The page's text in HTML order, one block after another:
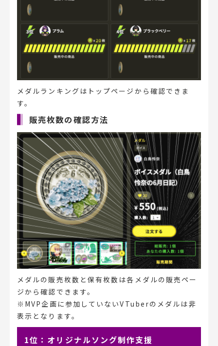
メダルランキングはトップページから確認できま
す。
販売枚数の確認方法
メダルの販売枚数と保有枚数は各メダルの販売ペー
ジから確認できます。
※MVP企画に参加していないVTuberのメダルは非
表示となります。
1位：オリジナルソング制作支援